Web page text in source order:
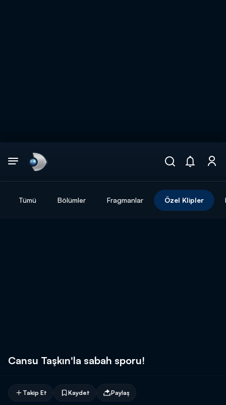
Tümü Bölümler Fragmanlar Özel Klipler
Cansu Taşkın'la sabah sporu!
Takip Et Kaydet Paylaş